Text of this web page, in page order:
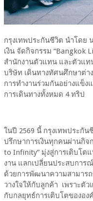
กรุงเทพประกันชีวิต นำโดย
เงิน จัดกิจกรรม “Bangkok
สำนักงานตัวแทน และตัวแท
บริษัท เดินทางทัศนศึกษาต่า
การทำงานร่วมกันอย่างแข็
การเดินทางทั้งหมด 4 ทริป
ในปี 2569 นี้ กรุงเทพประกั
ปรึกษาการเงินทุกคนผ่านกิจ
to Infinity” มุ่งสู่การเติบโต
งาน แลกเปลี่ยนประสบการ
ด้วยการพัฒนาความสามาร
วางใจให้กับลูกค้า เพราะตั
กับกลยุทธ์การเติบโตของอ